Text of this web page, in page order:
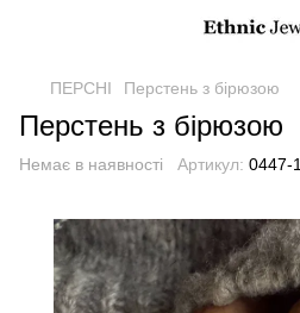
ПЕРСНІ Перстень з бірюзою
Перстень з бірюзою
Немає в наявності Артикул: 0447-1